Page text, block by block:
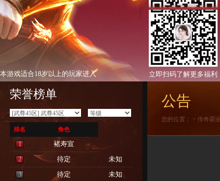
立即扫码了解更多福利
本游戏适合18岁以上的玩家进入
荣誉榜单
排名 角色
1 褚寿宣
2 待定 未知
3 待定 未知
公告
您的位置： > 传奇霸